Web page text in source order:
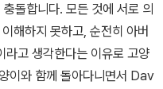
돌합니다. 모든 것에 서로 의
해하지 못하고, 순전히 아버
라고 생각한다는 이유로 고양
이와 함께 돌아다니면서 Dav